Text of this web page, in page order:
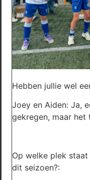
Hebben jullie wel
Joey en Aiden: Ja,
gekregen, maar het
Op welke plek
dit seizoen?: